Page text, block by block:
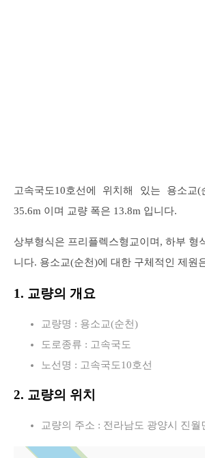
고속국도10호선에 위치해 있는 용소교(
35.6m 이며 교량 폭은 13.8m 입니다.
상부형식은 프리플렉스형교이며, 하부 형
니다. 용소교(순천)에 대한 구체적인 제원
1. 교량의 개요
교량명 : 용소교(순천)
도로종류 : 고속국도
노선명 : 고속국도10호선
2. 교량의 위치
교량의 주소 : 전라남도 광양시 진월